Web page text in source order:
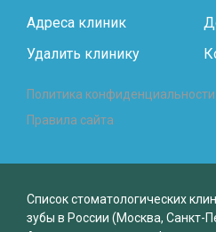
Адреса клиник
Удалить клинику
Политика конфиденциальности
Правила сайта
Список стоматологических
зубы в России (Москва, Санкт-